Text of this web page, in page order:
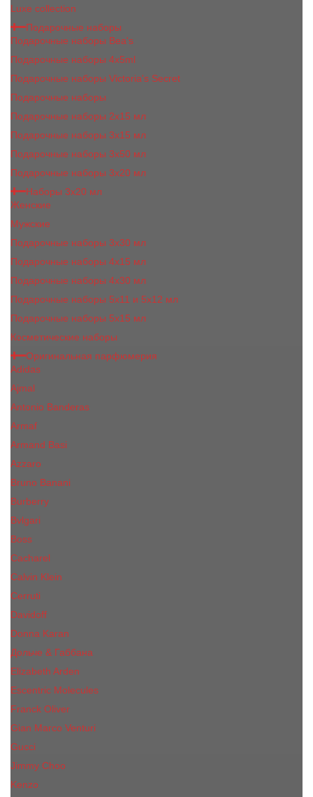
Luxe collection
Подарочные наборы
Подарочные наборы Bea's
Подарочные наборы 4х5ml
Подарочные наборы Victoria's Secret
Подарочные наборы
Подарочные наборы 2x15 мл
Подарочные наборы 3х15 мл
Подарочные наборы 3x50 мл
Подарочные наборы 3x20 мл
Наборы 3х20 мл
Женские
Мужские
Подарочные наборы 3х30 мл
Подарочные наборы 4x15 мл
Подарочные наборы 4x30 мл
Подарочные наборы 5x11 и 5х12 мл
Подарочные наборы 5x15 мл
Косметические наборы
Оригинальная парфюмерия
Adidas
Ajmal
Antonio Banderas
Armaf
Armand Basi
Azzaro
Bruno Banani
Burberry
Bvlgari
Boss
Cacharel
Calvin Klein
Cerruti
Davidoff
Donna Karan
Дольче & Габбана
Elizabeth Arden
Escentric Molecules
Franck Oliver
Gian Marco Venturi
Gucci
Jimmy Choo
Kenzo